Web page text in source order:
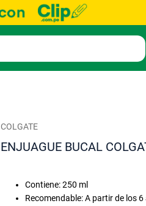
COLGATE
ENJUAGUE BUCAL
Contiene: 250 ml
Recomendable: A partir de los 6